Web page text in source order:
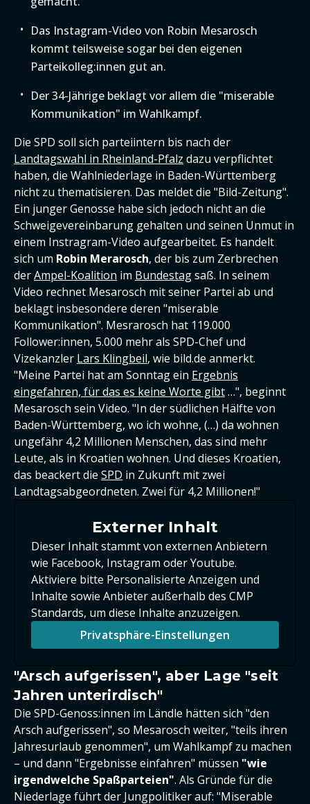
Das Instagram-Video von Robin Mesarosch
kommt teilsweise sogar bei den eigenen
Parteikolleg:innen gut an.
Der 34-Jährige beklagt vor allem die "miserable
Kommunikation" im Wahlkampf.
Die SPD soll sich parteiintern bis nach der
Landtagswahl in Rheinland-Pfalz dazu verpflichtet
haben, die Wahlniederlage in Baden-Württemberg
nicht zu thematisieren. Das meldet die "Bild-Zeitung".
Ein junger Genosse habe sich jedoch nicht an die
Schweigevereinbarung gehalten und seinen Unmut in
einem Instragram-Video aufgearbeitet. Es handelt
sich um Robin Merarosch, der bis zum Zerbrechen
derAmpel-Koalition im Bundestagsaß. In seinem
Video rechnet Mesarosch mit seiner Partei ab und
beklagt insbesondere deren "miserable
Kommunikation". Mesrarosch hat 119.000
Follower:innen, 5.000 mehr als SPD-Chef und
Vizekanzler Lars Klingbeil, wie bild.de anmerkt.
"Meine Partei hat am Sonntag ein Ergebnis
eingefahren, für das es keine Worte gibt…", beginnt
Mesarosch sein Video. "In der südlichen Hälfte von
Baden-Württemberg, wo ich wohne, (…) da wohnen
ungefähr 4,2 Millionen Menschen, das sind mehr
Leute, als in Kroatien wohnen. Und dieses Kroatien,
das beackert die SPD in Zukunft mit zwei
Landtagsabgeordneten. Zwei für 4,2 Millionen!"
Externer Inhalt
Dieser Inhalt stammt von externen Anbietern
wie Facebook, Instagram oder Youtube.
Aktiviere bitte Personalisierte Anzeigen und
Inhalte sowie Anbieter außerhalb des CMP
Standards, um diese Inhalte anzuzeigen.
Privatsphäre-Einstellungen
"Arsch aufgerissen", aber Lage "seit
Jahren unterirdisch"
Die SPD-Genoss:innen im Ländle hätten sich "den
Arsch aufgerissen", so Mesarosch weiter, "teils ihren
Jahresurlaub genommen", um Wahlkampf zu machen
– und dann "Ergebnisse einfahren" müssen "wie
irgendwelche Spaßparteien". Als Gründe für die
Niederlage führt der Jungpolitiker auf: "Miserable